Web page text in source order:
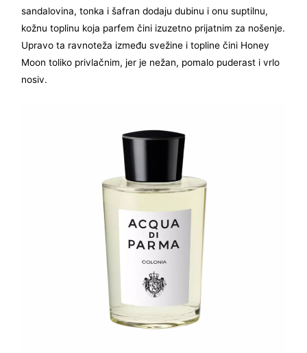
sandalovina, tonka i šafran dodaju dubinu i onu suptilnu,
kožnu toplinu koja parfem čini izuzetno prijatnim za nošenje.
Upravo ta ravnoteža između svežine i topline čini Honey
Moon toliko privlačnim, jer je nežan, pomalo puderast i vrlo
nosiv.